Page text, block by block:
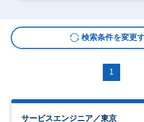
検索条件を変更
1
サービスエンジニア／東京